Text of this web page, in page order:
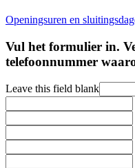
Openingsuren en
Vul het formulier in.
telefoonnummer
Leave this field blank